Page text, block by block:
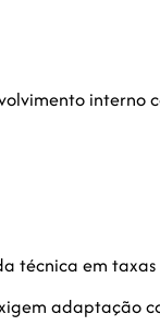
interno
técnica em
adaptação